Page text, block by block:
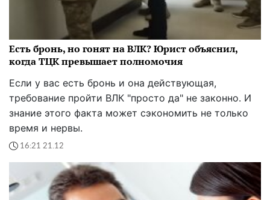
Есть бронь, но гонят на ВЛК? Юрист объяснил,
когда ТЦК превышает полномочия
Если у вас есть бронь и она действующая,
требование пройти ВЛК "просто да" не законно. И
знание этого факта может сэкономить не только
время и нервы.
16:21 21.12